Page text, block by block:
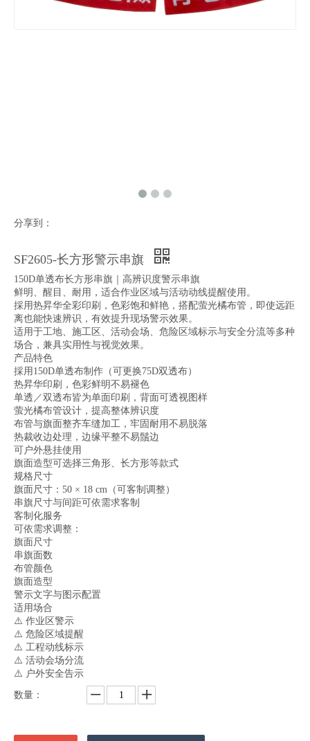
分享到：
SF2605-长方形警示串旗
150D单透布长方形串旗｜高辨识度警示串旗
鲜明、醒目、耐用，适合作业区域与活动动线提醒使用。
採用热昇华全彩印刷，色彩饱和鲜艳，搭配萤光橘布管，即使远距
离也能快速辨识，有效提升现场警示效果。
适用于工地、施工区、活动会场、危险区域标示与安全分流等多种
场合，兼具实用性与视觉效果。
产品特色
採用150D单透布制作（可更换75D双透布）
热昇华印刷，色彩鲜明不易褪色
单透／双透布皆为单面印刷，背面可透视图样
萤光橘布管设计，提高整体辨识度
布管与旗面整齐车缝加工，牢固耐用不易脱落
热裁收边处理，边缘平整不易鬚边
可户外悬挂使用
旗面造型可选择三角形、长方形等款式
规格尺寸
旗面尺寸：50 × 18 cm（可客制调整）
串旗尺寸与间距可依需求客制
客制化服务
可依需求调整：
旗面尺寸
串旗面数
布管颜色
旗面造型
警示文字与图示配置
适用场合
⚠️ 作业区警示
⚠️ 危险区域提醒
⚠️ 工程动线标示
⚠️ 活动会场分流
⚠️ 户外安全告示
数量：